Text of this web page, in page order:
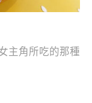
主角所吃的那種